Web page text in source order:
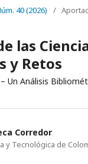
40 (2026) /
las
y Retos
Un Análisis
Corredor
y Tecnológica de